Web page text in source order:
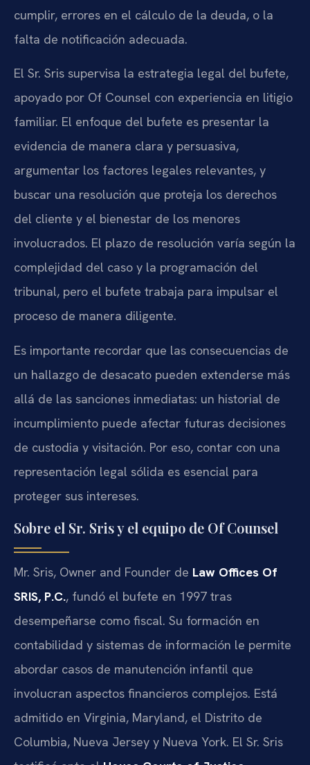
cumplir, errores en el cálculo de la deuda, o la
falta de notificación adecuada.
El Sr. Sris supervisa la estrategia legal del bufete,
apoyado por Of Counsel con experiencia en litigio
familiar. El enfoque del bufete es presentar la
evidencia de manera clara y persuasiva,
argumentar los factores legales relevantes, y
buscar una resolución que proteja los derechos
del cliente y el bienestar de los menores
involucrados. El plazo de resolución varía según la
complejidad del caso y la programación del
tribunal, pero el bufete trabaja para impulsar el
proceso de manera diligente.
Es importante recordar que las consecuencias de
un hallazgo de desacato pueden extenderse más
allá de las sanciones inmediatas: un historial de
incumplimiento puede afectar futuras decisiones
de custodia y visitación. Por eso, contar con una
representación legal sólida es esencial para
proteger sus intereses.
Sobre el Sr. Sris y el equipo de Of Counsel
Mr. Sris, Owner and Founder de Law Offices Of
SRIS, P.C., fundó el bufete en 1997 tras
desempeñarse como fiscal. Su formación en
contabilidad y sistemas de información le permite
abordar casos de manutención infantil que
involucran aspectos financieros complejos. Está
admitido en Virginia, Maryland, el Distrito de
Columbia, Nueva Jersey y Nueva York. El Sr. Sris